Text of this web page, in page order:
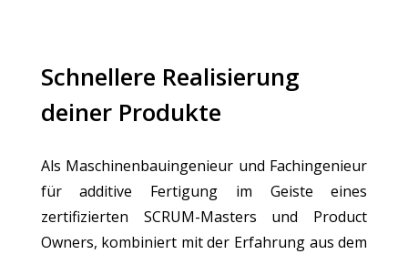
Schnellere Realisierung
deiner Produkte
Als Maschinenbauingenieur und Fachingenieur
für additive Fertigung im Geiste eines
zertifizierten SCRUM-Masters und Product
Owners, kombiniert mit der Erfahrung aus dem